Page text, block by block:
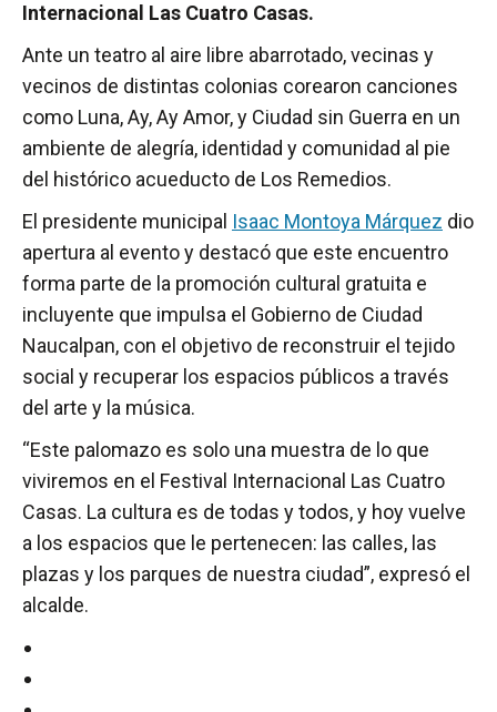
Internacional Las Cuatro Casas.
Ante un teatro al aire libre abarrotado, vecinas y
vecinos de distintas colonias corearon canciones
como Luna, Ay, Ay Amor, y Ciudad sin Guerra en un
ambiente de alegría, identidad y comunidad al pie
del histórico acueducto de Los Remedios.
El presidente municipal Isaac Montoya Márquez dio
apertura al evento y destacó que este encuentro
forma parte de la promoción cultural gratuita e
incluyente que impulsa el Gobierno de Ciudad
Naucalpan, con el objetivo de reconstruir el tejido
social y recuperar los espacios públicos a través
del arte y la música.
“Este palomazo es solo una muestra de lo que
viviremos en el Festival Internacional Las Cuatro
Casas. La cultura es de todas y todos, y hoy vuelve
a los espacios que le pertenecen: las calles, las
plazas y los parques de nuestra ciudad”, expresó el
alcalde.